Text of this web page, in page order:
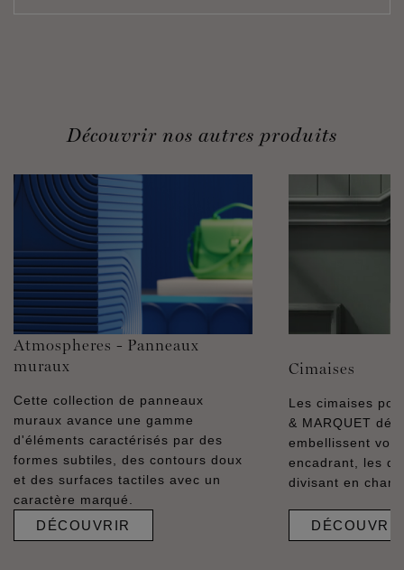
Découvrir nos autres produits
Atmospheres - Panneaux
muraux
Cette collection de panneaux
muraux avance une gamme
d'éléments caractérisés par des
formes subtiles, des contours doux
et des surfaces tactiles avec un
caractère marqué.
DÉCOUVRIR
Cimaises
Les cimaises
& MARQUET
embellissent vos
encadrant, les
divisant en